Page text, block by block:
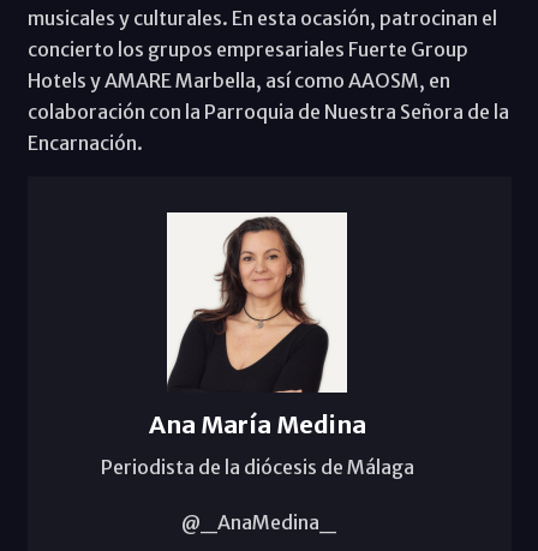
musicales y culturales. En esta ocasión, patrocinan el
concierto los grupos empresariales Fuerte Group
Hotels y AMARE Marbella, así como AAOSM, en
colaboración con la Parroquia de Nuestra Señora de la
Encarnación.
Ana María Medina
Periodista de la diócesis de Málaga
@_AnaMedina_